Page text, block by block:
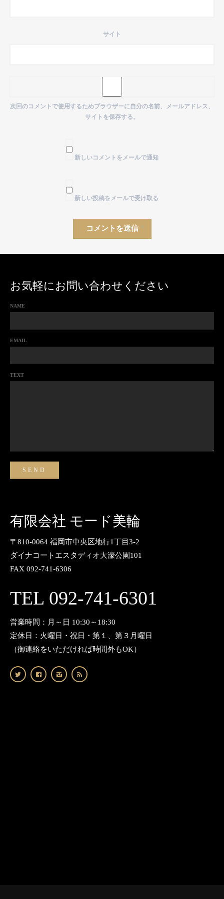
サイト
次回のコメントで使用するためブラウザーに自分の名前、メールアドレス、
サイトを保存する。
新しいコメントをメールで通知
新しい投稿をメールで受け取る
お気軽にお問い合わせください
NAME
EMAIL
TEXT
有限会社 モード美輪
〒810-0064 福岡市中央区地行1丁目3-2
ダイナコートエスタディオ大濠公園101
FAX 092-741-6306
TEL 092-741-6301
営業時間：月～日 10:30～18:30
定休日：火曜日・祝日・第１、第３月曜日
（御連絡をいただければ時間外もOK）